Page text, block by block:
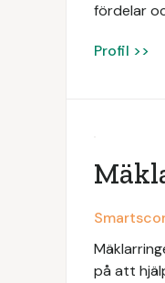
fördelar
Profil >>
på att